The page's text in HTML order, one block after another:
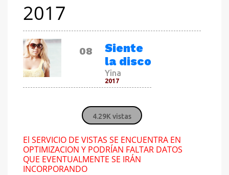
2017
08
Siente
la disco
Yina
2017
4.29K vistas
El SERVICIO DE VISTAS SE ENCUENTRA EN
OPTIMIZACION Y PODRÍAN FALTAR DATOS
QUE EVENTUALMENTE SE IRÁN
INCORPORANDO